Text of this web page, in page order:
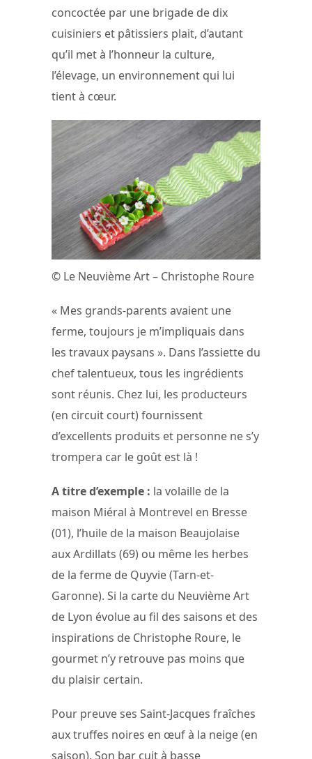
concoctée par une brigade de dix
cuisiniers et pâtissiers plait, d’autant
qu’il met à l’honneur la culture,
l’élevage, un environnement qui lui
tient à cœur.
© Le Neuvième Art – Christophe Roure
« Mes grands-parents avaient une
ferme, toujours je m’impliquais dans
les travaux paysans ». Dans l’assiette du
chef talentueux, tous les ingrédients
sont réunis. Chez lui, les producteurs
(en circuit court) fournissent
d’excellents produits et personne ne s’y
trompera car le goût est là !
A titre d’exemple : la volaille de la
maison Miéral à Montrevel en Bresse
(01), l’huile de la maison Beaujolaise
aux Ardillats (69) ou même les herbes
de la ferme de Quyvie (Tarn-et-
Garonne). Si la carte du Neuvième Art
de Lyon évolue au fil des saisons et des
inspirations de Christophe Roure, le
gourmet n’y retrouve pas moins que
du plaisir certain.
Pour preuve ses Saint-Jacques fraîches
aux truffes noires en œuf à la neige (en
saison). Son bar cuit à basse